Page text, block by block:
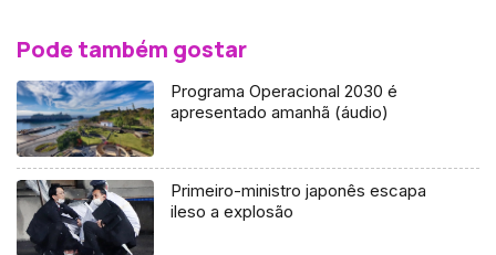
Pode também gostar
Programa Operacional 2030 é
apresentado amanhã (áudio)
Primeiro-ministro japonês escapa
ileso a explosão